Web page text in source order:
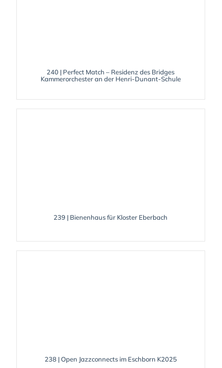
240 | Perfect Match – Residenz des Bridges
Kammerorchester an der Henri-Dunant-Schule
239 | Bienenhaus für Kloster Eberbach
238 | Open Jazzconnects im Eschborn K2025